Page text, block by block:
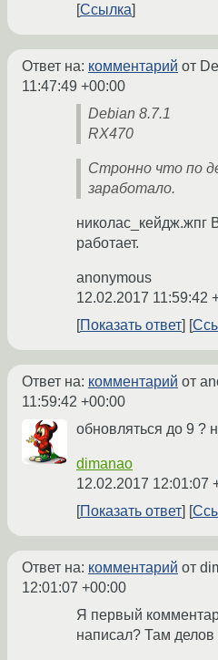
Ссылка
Ответ на: комментарий от
11:47:49 +00:00
Debian 8.7.1
RX470
Стронно что по
заработало.
николас_кейдж.жпг
работает.
anonymous
12.02.2017 11:59:42
Показать ответ
Ответ на: комментарий от
11:59:42 +00:00
обновляться до 9 ?
dimanao
12.02.2017 12:01:07
Показать ответ
Ответ на: комментарий от
12:01:07 +00:00
Я первый
написал? Там делов